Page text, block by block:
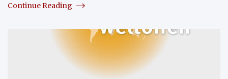
Continue Reading